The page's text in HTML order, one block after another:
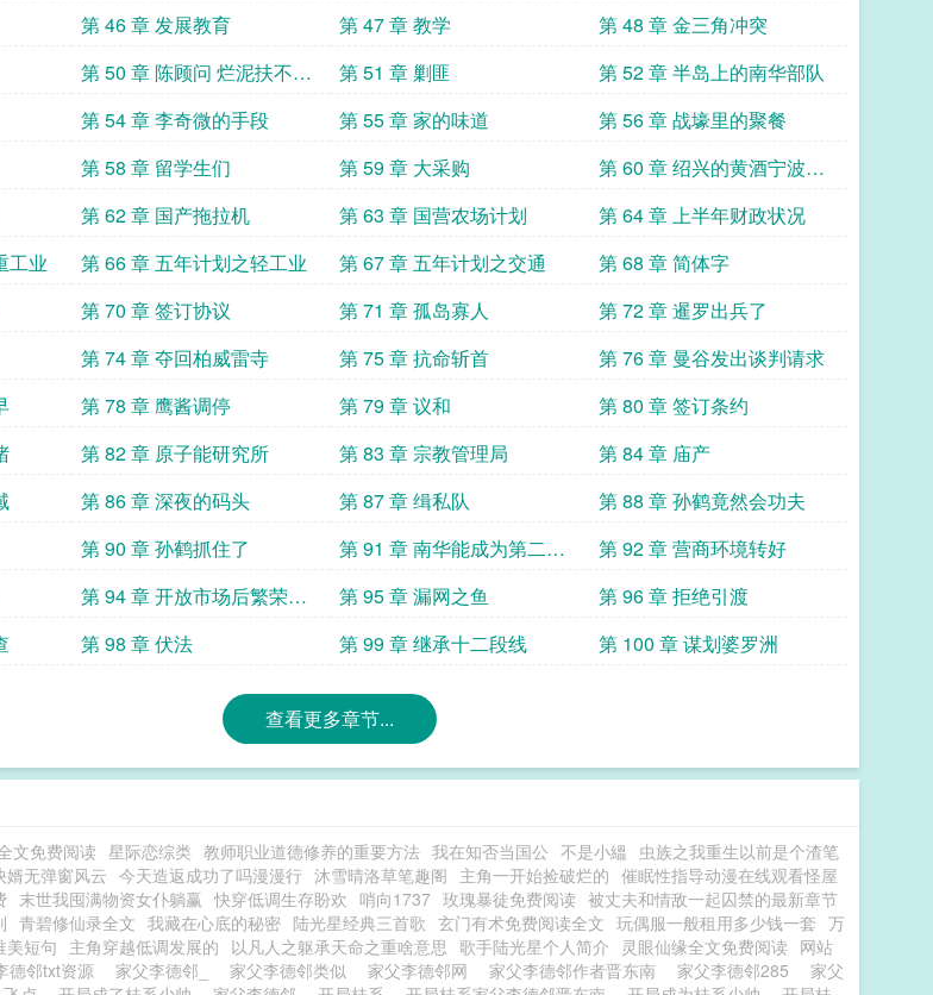
第 46 章 发展教育 第 47 章 教学
第 48 章 金三角冲突
第 50 章 陈顾问 烂泥扶不上
墙
第 51 章 剿匪
第 52 章 半岛上的南华部队
第 54 章 李奇微的手段 第 55 章 家的味道
第 56 章 战壕里的聚餐
第 58 章 留学生们 第 59 章 大采购
第 60 章 绍兴的黄酒宁波的
黄鱼
第 62 章 国产拖拉机 第 63 章 国营农场计划
第 64 章 上半年财政状况
工业
第 66 章 五年计划之轻工业 第 67 章 五年计划之交通
第 68 章 简体字
第 70 章 签订协议 第 71 章 孤岛寡人
第 72 章 暹罗出兵了
第 74 章 夺回柏威雷寺 第 75 章 抗命斩首
第 76 章 曼谷发出谈判请求
第 78 章 鹰酱调停 第 79 章 议和
第 80 章 签订条约
第 82 章 原子能研究所 第 83 章 宗教管理局
第 84 章 庙产
第 86 章 深夜的码头 第 87 章 缉私队
第 88 章 孙鹤竟然会功夫
第 90 章 孙鹤抓住了
第 91 章 南华能成为第二个
果府
第 92 章 营商环境转好
第 94 章 开放市场后繁荣经
济
第 95 章 漏网之鱼
第 96 章 拒绝引渡
第 98 章 伏法 第 99 章 继承十二段线 第 100 章 谋划婆罗洲
查看更多章节...
文免费阅读 星际恋综类 教师职业道德修养的重要方法 我在知否当国公 不是小縕 虫族之我重生以前是个渣笔
婿无弹窗风云 今天造返成功了吗漫漫行 沐雪晴洛草笔趣阁 主角一开始捡破烂的 催眠性指导动漫在线观看怪屋
末世我囤满物资女仆躺赢 快穿低调生存盼欢 哨向1737 玫瑰暴徒免费阅读 被丈夫和情敌一起囚禁的最新章节
青碧修仙录全文 我藏在心底的秘密 陆光星经典三首歌 玄门有术免费阅读全文 玩偶服一般租用多少钱一套 万
美短句 主角穿越低调发展的 以凡人之躯承天命之重啥意思 歌手陆光星个人简介 灵眼仙缘全文免费阅读 网站
德邻txt资源 家父李德邻_ 家父李德邻类似 家父李德邻网 家父李德邻作者晋东南 家父李德邻285
家父